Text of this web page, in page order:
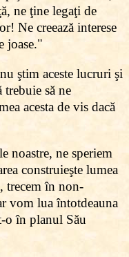
ne ţine legaţi de
Ne creează interese
joase."
ştim aceste lucruri şi
trebuie să ne
acesta de vis dacă
noastre, ne speriem
construieşte lumea
trecem în non-
vom lua întotdeauna
o în planul Său